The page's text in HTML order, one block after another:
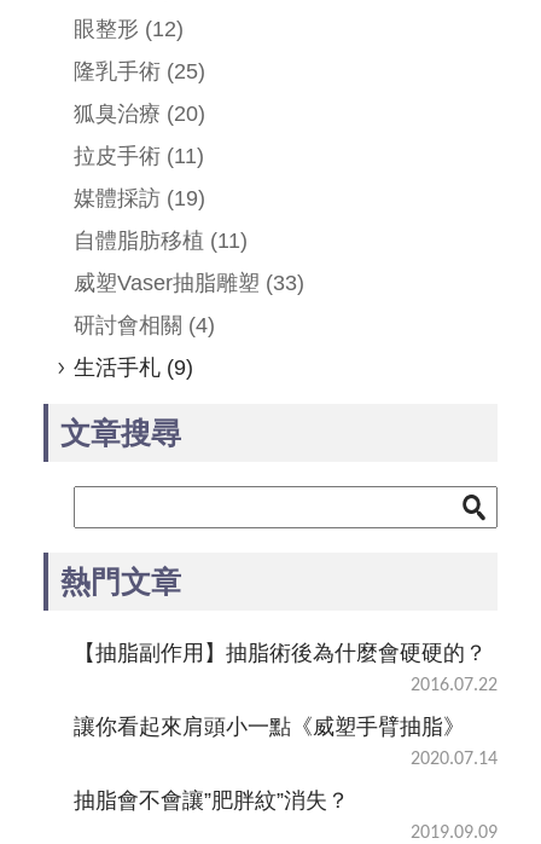
眼整形 (12)
隆乳手術 (25)
狐臭治療 (20)
拉皮手術 (11)
媒體採訪 (19)
自體脂肪移植 (11)
威塑Vaser抽脂雕塑 (33)
研討會相關 (4)
生活手札 (9)
文章搜尋
熱門文章
【抽脂副作用】抽脂術後為什麼會硬硬的？
2016.07.22
讓你看起來肩頭小一點《威塑手臂抽脂》
2020.07.14
抽脂會不會讓”肥胖紋”消失？
2019.09.09